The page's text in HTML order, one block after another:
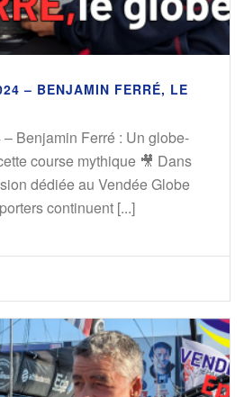
– BENJAMIN FERRÉ, LE
Benjamin Ferré : Un globe-
course mythique 🎥 Dans
dédiée au Vendée Globe
continuent [...]